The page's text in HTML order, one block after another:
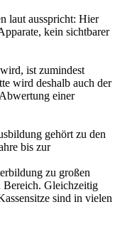
laut ausspricht: Hier
kein sichtbarer
ist zumindest
wird deshalb auch der
einer
gehört zu den
bis zur
zu großen
Bereich. Gleichzeitig
sind in vielen